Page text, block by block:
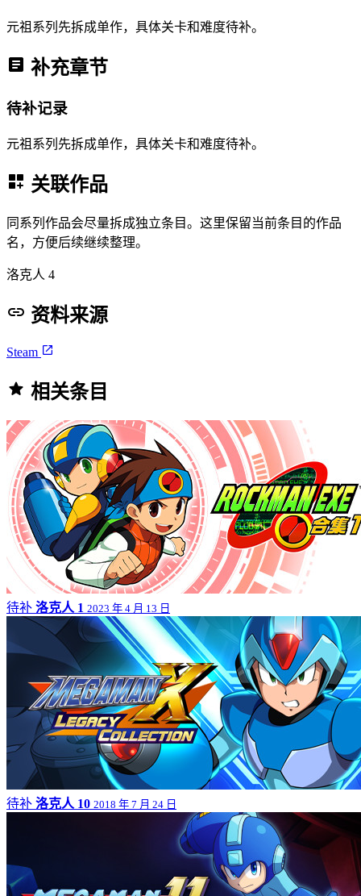
元祖系列先拆成单作，具体关卡和难度待补。
补充章节
待补记录
元祖系列先拆成单作，具体关卡和难度待补。
关联作品
同系列作品会尽量拆成独立条目。这里保留当前条目的作品
名，方便后续继续整理。
洛克人 4
资料来源
Steam
相关条目
待补 洛克人 1 2023 年 4 月 13 日
待补 洛克人 10 2018 年 7 月 24 日